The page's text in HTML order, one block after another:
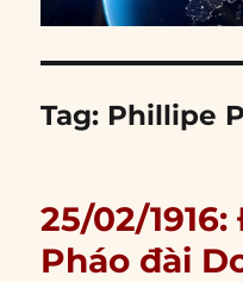
Tag: Phillipe
25/02/
Pháo đài